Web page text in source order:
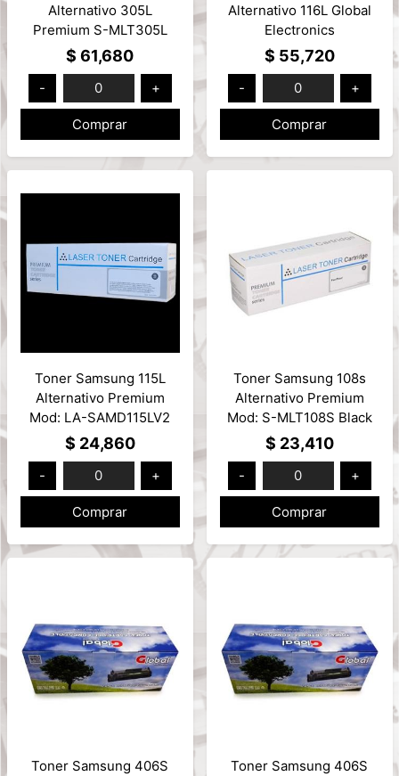
Alternativo 305L
Premium S-MLT305L
$ 61,680
- 0 +
Comprar
Alternativo 116L Global
Electronics
MLTD116LCOMP 3000
Paginas
$ 55,720
- 0 +
Comprar
Toner Samsung 115L
Alternativo Premium
Mod: LA-SAMD115LV2
$ 24,860
- 0 +
Comprar
Toner Samsung 108s
Alternativo Premium
Mod: S-MLT108S Black
$ 23,410
- 0 +
Comprar
Toner Samsung 406S
Toner Samsung 406S